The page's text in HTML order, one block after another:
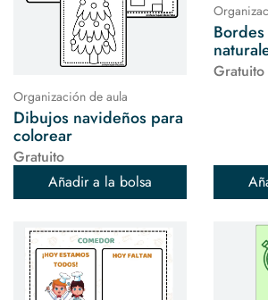
Organización de aula
Dibujos navideños para
colorear
Gratuito
Añadir a la bolsa
Gratuito